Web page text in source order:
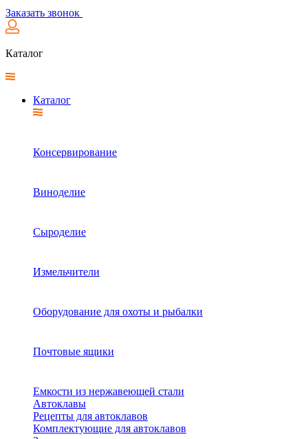
Заказать звонок
Каталог
Каталог
Консервирование
Виноделие
Сыроделие
Измельчители
Оборудование для охоты и рыбалки
Почтовые ящики
Емкости из нержавеющей стали
Автоклавы
Рецепты для автоклавов
Комплектующие для автоклавов